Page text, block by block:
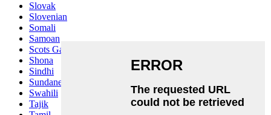
Slovak
Slovenian
Somali
Samoan
Scots Gaelic
Shona
Sindhi
Sundanese
Swahili
Tajik